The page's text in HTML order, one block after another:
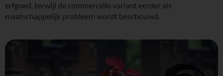
erfgoed, terwijl de commerciële variant eerder als
maatschappelijk probleem wordt beschouwd.